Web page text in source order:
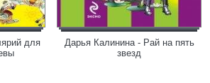
для
Дарья Калинина - Рай на пять
звезд